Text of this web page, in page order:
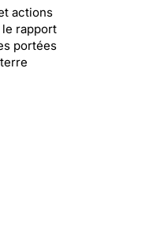
actions
rapport
portées